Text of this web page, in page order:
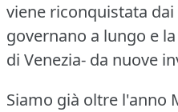
viene riconquistata
governano a lungo e
di Venezia- da nuove
Siamo già oltre l'anno